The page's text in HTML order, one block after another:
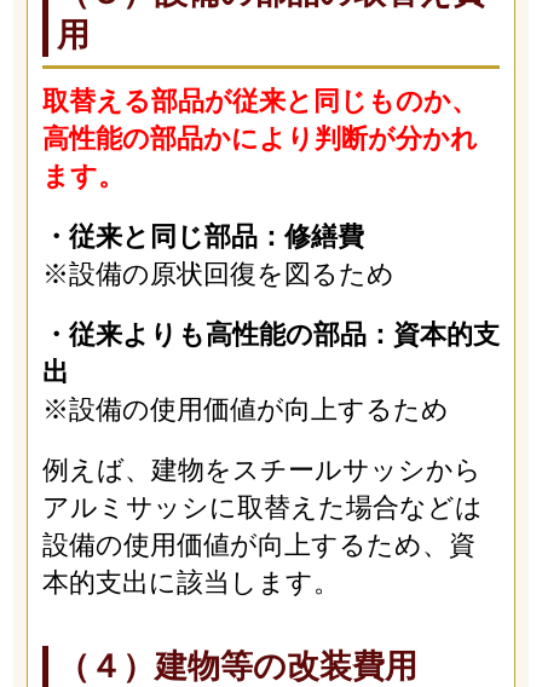
用
取替える部品が従来と同じものか、
高性能の部品かにより判断が分かれ
ます。
・従来と同じ部品：修繕費
※設備の原状回復を図るため
・従来よりも高性能の部品：資本的支
出
※設備の使用価値が向上するため
例えば、建物をスチールサッシから
アルミサッシに取替えた場合などは
設備の使用価値が向上するため、資
本的支出に該当します。
（４）建物等の改装費用